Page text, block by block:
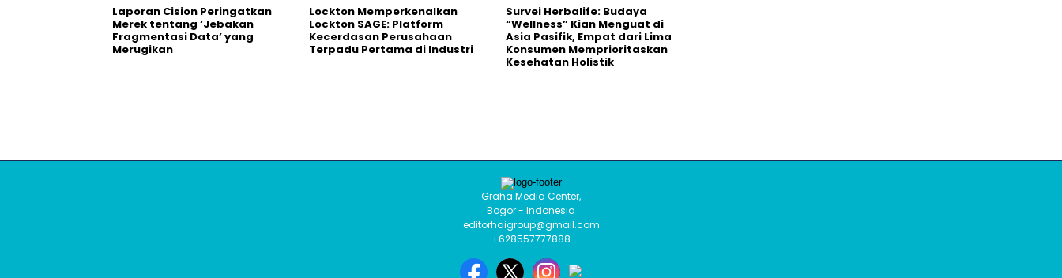
Laporan Cision Peringatkan
Merek tentang ‘Jebakan
Fragmentasi Data’ yang
Merugikan
Lockton Memperkenalkan
Lockton SAGE: Platform
Kecerdasan Perusahaan
Terpadu Pertama di Industri
Survei Herbalife: Budaya
“Wellness” Kian Menguat di
Asia Pasifik, Empat dari Lima
Konsumen Memprioritaskan
Kesehatan Holistik
Graha Media Center,
Bogor - Indonesia
editorhaigroup@gmail.com
+628557777888